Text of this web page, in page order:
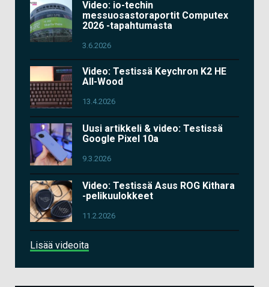
Video: io-techin
messuosastoraportit Computex
2026 -tapahtumasta
3.6.2026
Video: Testissä Keychron K2 HE
All-Wood
13.4.2026
Uusi artikkeli & video: Testissä
Google Pixel 10a
9.3.2026
Video: Testissä Asus ROG Kithara
-pelikuulokkeet
11.2.2026
Lisää videoita